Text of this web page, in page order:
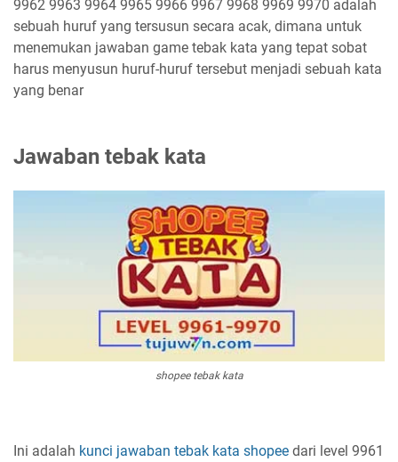
9962 9963 9964 9965 9966 9967 9968 9969 9970 adalah
sebuah huruf yang tersusun secara acak, dimana untuk
menemukan jawaban game tebak kata yang tepat sobat
harus menyusun huruf-huruf tersebut menjadi sebuah kata
yang benar
Jawaban tebak kata
shopee tebak kata
Ini adalah kunci jawaban tebak kata shopee dari level 9961